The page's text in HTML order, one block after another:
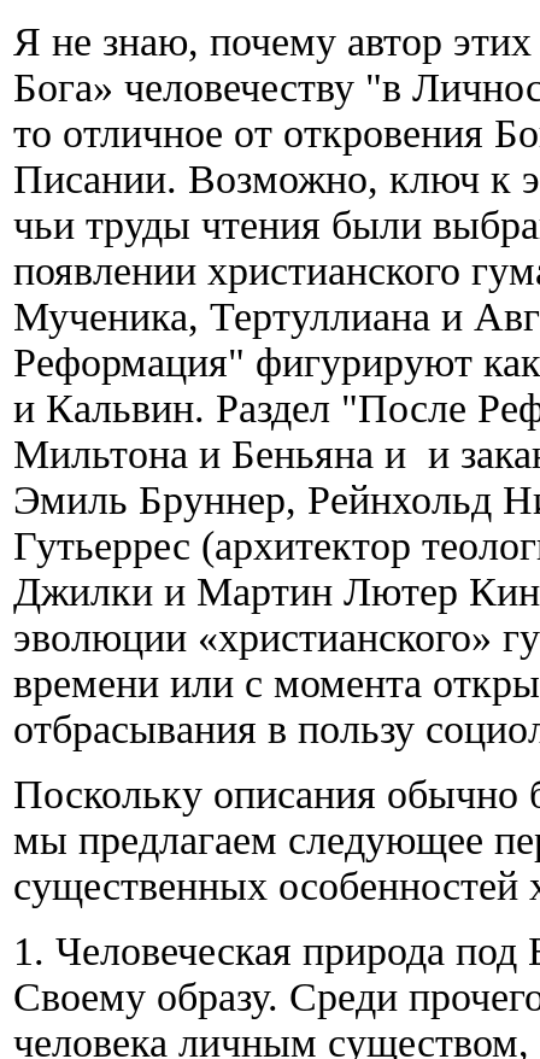
Я не знаю, почему автор
Бога» человечеству "в
то отличное от откровения
Писании. Возможно, ключ к
чьи труды чтения были
появлении христианского
Мученика, Тертуллиана и
Реформация" фигурируют
и Кальвин. Раздел "После
Мильтона и Беньяна и и
Эмиль Бруннер, Рейнхольд
Гутьеррес (архитектор
Джилки и Мартин Лютер
эволюции «христианского»
времени или с момента
отбрасывания в пользу
Поскольку описания обычно
мы предлагаем следующее
существенных особенностей
1. Человеческая природа под
Своему образу. Среди
человека личным